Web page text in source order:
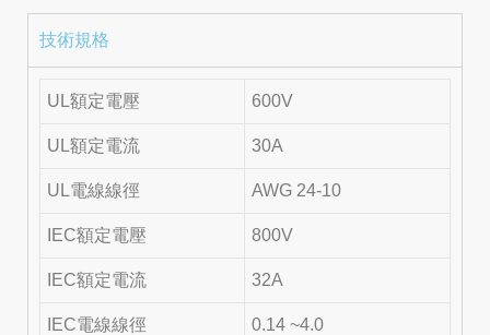
技術規格
UL額定電壓 600V
UL額定電流 30A
UL電線線徑 AWG 24-10
IEC額定電壓 800V
IEC額定電流 32A
IEC電線線徑 0.14 ~4.0